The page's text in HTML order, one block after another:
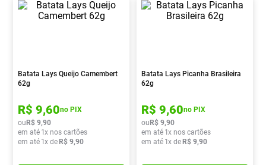
Batata Lays Queijo Camembert
62g
R$ 9,60no PIX
ouR$ 9,90
em até 1x nos cartões
em até 1x deR$ 9,90
Batata Lays Picanha Brasileira
62g
R$ 9,60no PIX
ouR$ 9,90
em até 1x nos cartões
em até 1x deR$ 9,90
5º Fralda G
10 Lavitan